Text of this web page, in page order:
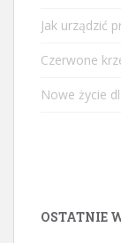
Jak urządzić
Czerwone
Nowe życie
OSTATNIE